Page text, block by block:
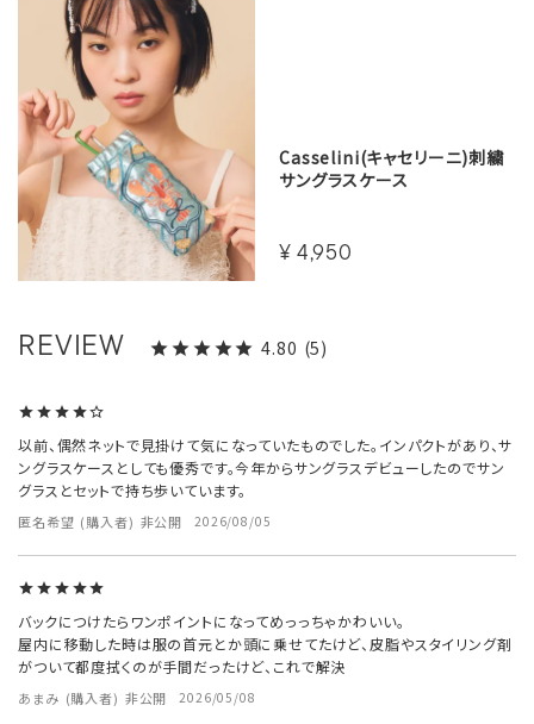
Casselini(キャセリーニ)刺繍
サングラスケース
¥ 4,950
4.80 5
匿名希望 購入者 非公開 2026/08/05
以前、偶然ネットで見掛けて気になっていたものでした。インパクトがあり、サ
ングラスケースとしても優秀です。今年からサングラスデビューしたのでサン
グラスとセットで持ち歩いています。
あまみ 購入者 非公開 2026/05/08
バックにつけたらワンポイントになってめっっちゃかわいい。
屋内に移動した時は服の首元とか頭に乗せてたけど、皮脂やスタイリング剤
がついて都度拭くのが手間だったけど、これで解決